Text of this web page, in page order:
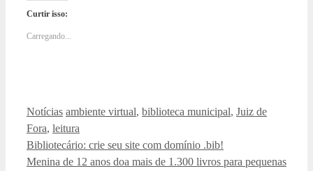
Curtir isso:
Carregando...
Categorias
Notícias Tags
ambiente virtual, biblioteca municipal, Juiz de
Fora, leitura
Bibliotecário: crie seu site com domínio .bib!
Menina de 12 anos doa mais de 1.300 livros para pequenas